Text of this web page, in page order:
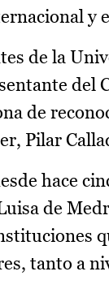
y
de la
del
de
Pilar
hace
de
tanto a